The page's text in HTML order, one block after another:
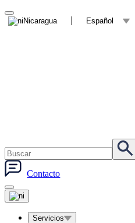
Nicaragua Español
Contacto
Servicios